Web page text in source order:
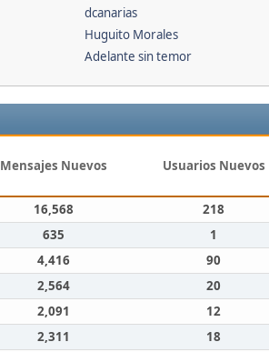
dcanarias
Huguito Morales
Adelante sin temor
Mensajes Nuevos Usuarios Nuevos
16,568 218
635 1
4,416 90
2,564 20
2,091 12
2,311 18